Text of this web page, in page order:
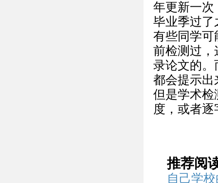
年更新一次
毕业季过了
有些同学可
前检测过，
录论文的。
都会提示出
但是学术检
度，或者
推荐阅
自己学